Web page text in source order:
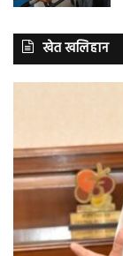
खेत खलिहान